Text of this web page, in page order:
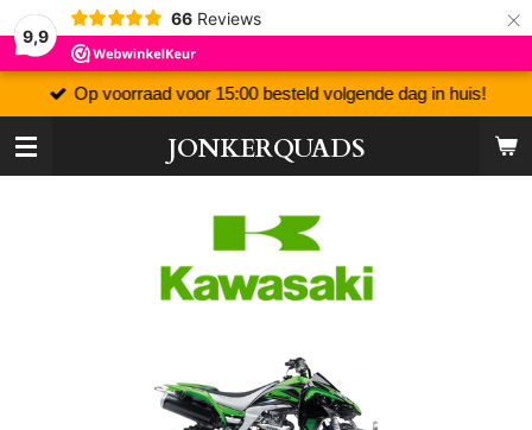
9,9
66 Reviews ×
JONKERQUADS
Op voorraad voor 15:00 besteld volgende dag in huis!